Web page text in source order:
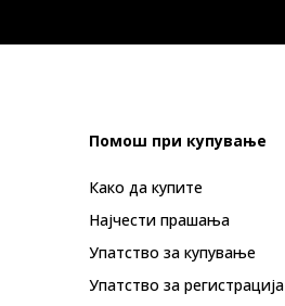
Помош при купување
Како да купите
Најчести прашања
Упатство за купување
Упатство за регистрација